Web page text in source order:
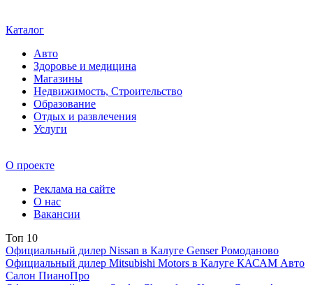
Каталог
Авто
Здоровье и медицина
Магазины
Недвижимость, Строительство
Образование
Отдых и развлечения
Услуги
О проекте
Реклама на сайте
О нас
Вакансии
Топ 10
Официальный дилер Nissan в Калуге Genser Ромоданово
Официальный дилер Mitsubishi Motors в Калуге КАСАМ Авто
Салон ПианоПро